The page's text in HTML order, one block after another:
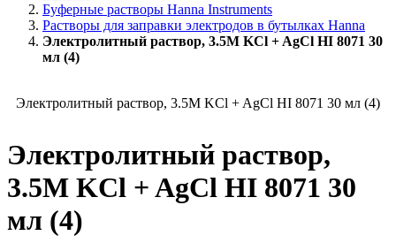
Буферные растворы Hanna Instruments
Растворы для заправки электродов в бутылках Hanna
Электролитный раствор, 3.5M KCl + AgCl HI 8071 30
мл (4)
Электролитный раствор, 3.5M KCl + AgCl HI 8071 30 мл (4)
Электролитный раствор,
3.5M KCl + AgCl HI 8071 30
мл (4)